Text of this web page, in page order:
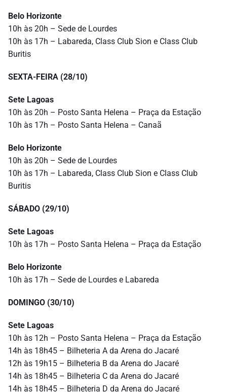
Belo Horizonte
10h às 20h – Sede de Lourdes
10h às 17h – Labareda, Class Club Sion e Class Club
Buritis
SEXTA-FEIRA (28/10)
Sete Lagoas
10h às 20h – Posto Santa Helena – Praça da Estação
10h às 17h – Posto Santa Helena – Canaã
Belo Horizonte
10h às 20h – Sede de Lourdes
10h às 17h – Labareda, Class Club Sion e Class Club
Buritis
SÁBADO (29/10)
Sete Lagoas
10h às 17h – Posto Santa Helena – Praça da Estação
Belo Horizonte
10h às 17h – Sede de Lourdes e Labareda
DOMINGO (30/10)
Sete Lagoas
10h às 12h – Posto Santa Helena – Praça da Estação
14h às 18h45 – Bilheteria A da Arena do Jacaré
12h às 19h15 – Bilheteria B da Arena do Jacaré
14h às 18h45 – Bilheteria C da Arena do Jacaré
14h às 18h45 – Bilheteria D da Arena do Jacaré